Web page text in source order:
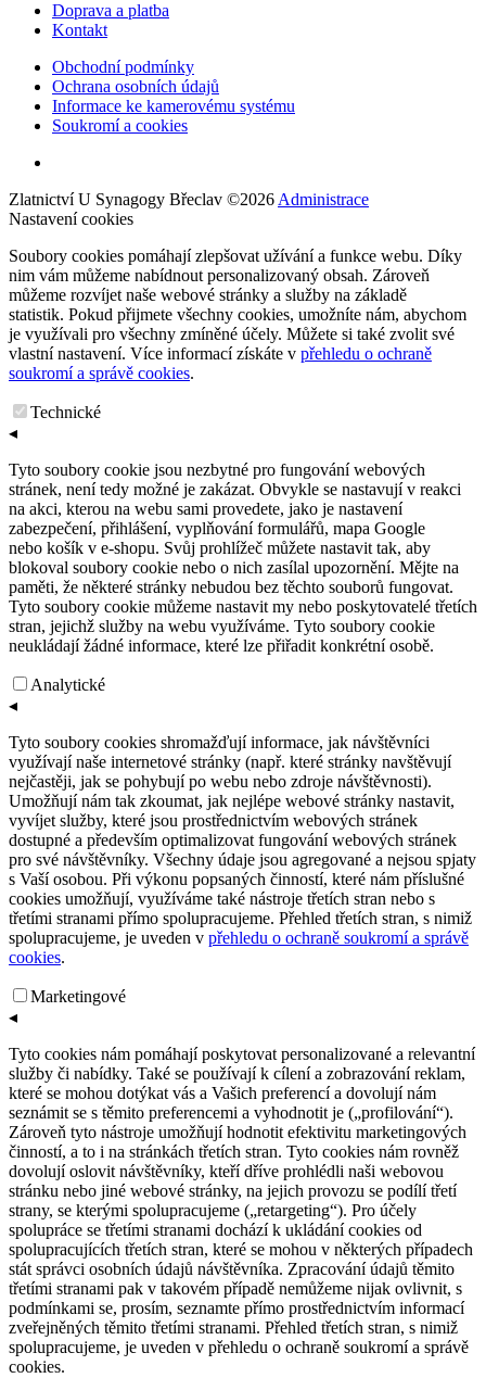
Doprava a platba
Kontakt
Obchodní podmínky
Ochrana osobních údajů
Informace ke kamerovému systému
Soukromí a cookies
Zlatnictví U Synagogy Břeclav ©2026Administrace
Nastavení cookies
Soubory cookies pomáhají zlepšovat užívání a funkce webu. Díky
nim vám můžeme nabídnout personalizovaný obsah. Zároveň
můžeme rozvíjet naše webové stránky a služby na základě
statistik. Pokud přijmete všechny cookies, umožníte nám, abychom
je využívali pro všechny zmíněné účely. Můžete si také zvolit své
vlastní nastavení. Více informací získáte v přehledu o ochraně
soukromí a správě cookies.
Technické
◂
Tyto soubory cookie jsou nezbytné pro fungování webových
stránek, není tedy možné je zakázat. Obvykle se nastavují v reakci
na akci, kterou na webu sami provedete, jako je nastavení
zabezpečení, přihlášení, vyplňování formulářů, mapa Google
nebo košík v e-shopu. Svůj prohlížeč můžete nastavit tak, aby
blokoval soubory cookie nebo o nich zasílal upozornění. Mějte na
paměti, že některé stránky nebudou bez těchto souborů fungovat.
Tyto soubory cookie můžeme nastavit my nebo poskytovatelé třetích
stran, jejichž služby na webu využíváme. Tyto soubory cookie
neukládají žádné informace, které lze přiřadit konkrétní osobě.
Analytické
◂
Tyto soubory cookies shromažďují informace, jak návštěvníci
využívají naše internetové stránky (např. které stránky navštěvují
nejčastěji, jak se pohybují po webu nebo zdroje návštěvnosti).
Umožňují nám tak zkoumat, jak nejlépe webové stránky nastavit,
vyvíjet služby, které jsou prostřednictvím webových stránek
dostupné a především optimalizovat fungování webových stránek
pro své návštěvníky. Všechny údaje jsou agregované a nejsou spjaty
s Vaší osobou. Při výkonu popsaných činností, které nám příslušné
cookies umožňují, využíváme také nástroje třetích stran nebo s
třetími stranami přímo spolupracujeme. Přehled třetích stran, s nimiž
spolupracujeme, je uveden v přehledu o ochraně soukromí a správě
cookies.
Marketingové
◂
Tyto cookies nám pomáhají poskytovat personalizované a relevantní
služby či nabídky. Také se používají k cílení a zobrazování reklam,
které se mohou dotýkat vás a Vašich preferencí a dovolují nám
seznámit se s těmito preferencemi a vyhodnotit je („profilování“).
Zároveň tyto nástroje umožňují hodnotit efektivitu marketingových
činností, a to i na stránkách třetích stran. Tyto cookies nám rovněž
dovolují oslovit návštěvníky, kteří dříve prohlédli naši webovou
stránku nebo jiné webové stránky, na jejich provozu se podílí třetí
strany, se kterými spolupracujeme („retargeting“). Pro účely
spolupráce se třetími stranami dochází k ukládání cookies od
spolupracujících třetích stran, které se mohou v některých případech
stát správci osobních údajů návštěvníka. Zpracování údajů těmito
třetími stranami pak v takovém případě nemůžeme nijak ovlivnit, s
podmínkami se, prosím, seznamte přímo prostřednictvím informací
zveřejněných těmito třetími stranami. Přehled třetích stran, s nimiž
spolupracujeme, je uveden v přehledu o ochraně soukromí a správě
cookies.